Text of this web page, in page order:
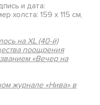
и дата:
холста: 159 х 115 см,
на XL (40-й)
поощрения
«Вечер на
журнале «Нива» в